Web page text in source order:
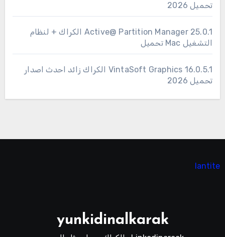
تحميل 2026
25.0.1 Active@ Partition Manager الكراك + لنظام
التشغيل Mac تحميل
16.0.5.1 VintaSoft Graphics الكراك زائد احدث اصدار
تحميل 2026
lantite
yunkidinalkarak